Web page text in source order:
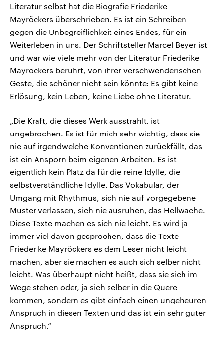
Literatur selbst hat die Biografie Friederike
Mayröckers überschrieben. Es ist ein Schreiben
gegen die Unbegreiflichkeit eines Endes, für ein
Weiterleben in uns. Der Schriftsteller Marcel Beyer ist
und war wie viele mehr von der Literatur Friederike
Mayröckers berührt, von ihrer verschwenderischen
Geste, die schöner nicht sein könnte: Es gibt keine
Erlösung, kein Leben, keine Liebe ohne Literatur.
„Die Kraft, die dieses Werk ausstrahlt, ist
ungebrochen. Es ist für mich sehr wichtig, dass sie
nie auf irgendwelche Konventionen zurückfällt, das
ist ein Ansporn beim eigenen Arbeiten. Es ist
eigentlich kein Platz da für die reine Idylle, die
selbstverständliche Idylle. Das Vokabular, der
Umgang mit Rhythmus, sich nie auf vorgegebene
Muster verlassen, sich nie ausruhen, das Hellwache.
Diese Texte machen es sich nie leicht. Es wird ja
immer viel davon gesprochen, dass die Texte
Friederike Mayröckers es dem Leser nicht leicht
machen, aber sie machen es auch sich selber nicht
leicht. Was überhaupt nicht heißt, dass sie sich im
Wege stehen oder, ja sich selber in die Quere
kommen, sondern es gibt einfach einen ungeheuren
Anspruch in diesen Texten und das ist ein sehr guter
Anspruch.“